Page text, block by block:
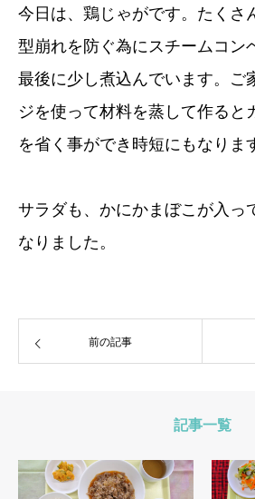
今日は、鶏じゃがです。たくさ
型崩れを防ぐ為にスチームコン
最後に少し煮込んでいます。ご
ジを使って材料を蒸して作ると
を省く事ができ時短にもなりま
サラダも、かにかまぼこが入っ
なりました。
前の記事
記事一覧